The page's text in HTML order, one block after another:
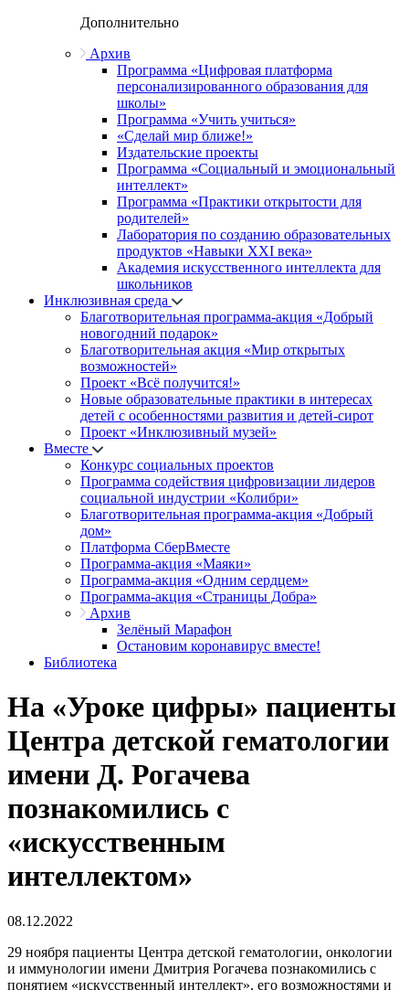
Дополнительно
Архив
Программа «Цифровая платформа
персонализированного образования для
школы»
Программа «Учить учиться»
«Сделай мир ближе!»
Издательские проекты
Программа «Социальный и эмоциональный
интеллект»
Программа «Практики открытости для
родителей»
Лаборатория по созданию образовательных
продуктов «Навыки XXI века»
Академия искусственного интеллекта для
школьников
Инклюзивная среда
Благотворительная программа-акция «Добрый
новогодний подарок»
Благотворительная акция «Мир открытых
возможностей»
Проект «Всё получится!»
Новые образовательные практики в интересах
детей с особенностями развития и детей-сирот
Проект «Инклюзивный музей»
Вместе
Конкурс социальных проектов
Программа содействия цифровизации лидеров
социальной индустрии «Колибри»
Благотворительная программа-акция «Добрый
дом»
Платформа СберВместе
Программа-акция «Маяки»
Программа-акция «Одним сердцем»
Программа-акция «Страницы Добра»
Архив
Зелёный Марафон
Остановим коронавирус вместе!
Библиотека
На «Уроке цифры» пациенты
Центра детской гематологии
имени Д. Рогачева
познакомились с
«искусственным
интеллектом»
08.12.2022
29 ноября пациенты Центра детской гематологии, онкологии
и иммунологии имени Дмитрия Рогачева познакомились с
понятием «искусственный интеллект», его возможностями и